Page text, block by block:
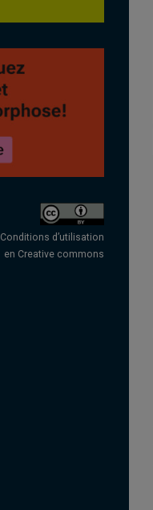
Conditions d’utilisation
en Creative commons